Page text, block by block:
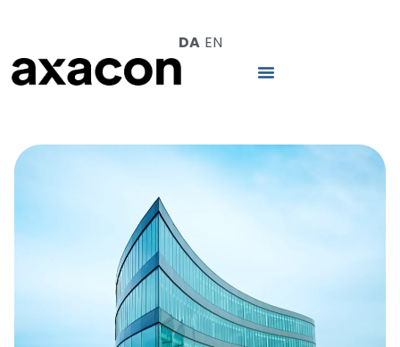
DA EN